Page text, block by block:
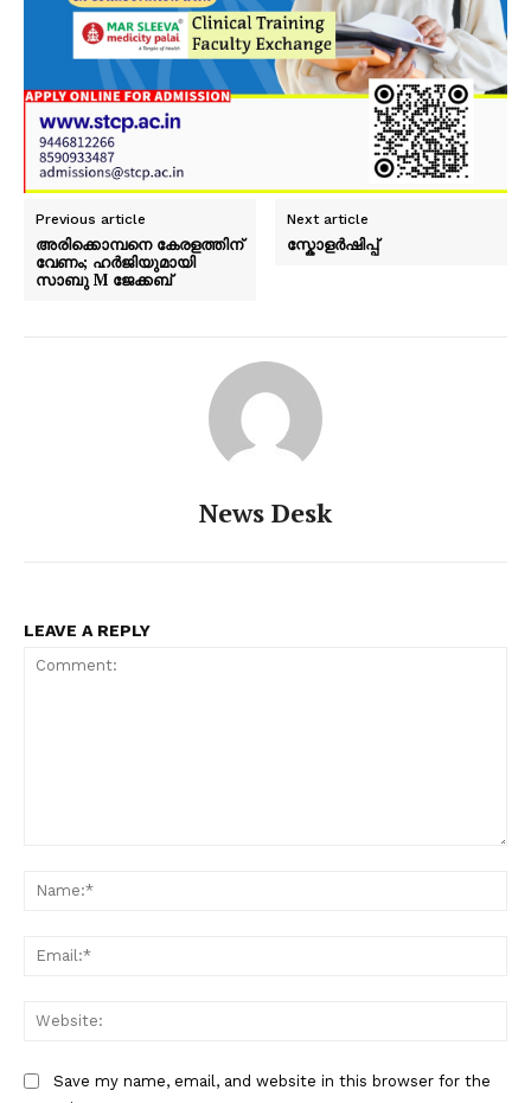
Previous article
അരിക്കൊമ്പനെ കേരളത്തിന്
വേണം; ഹർജിയുമായി
സാബു M ജേക്കബ്
Next article
സ്കോളർഷിപ്പ്
News Desk
LEAVE A REPLY
Save my name, email, and website in this browser for the